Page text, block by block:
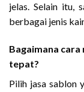
jelas. Selain itu,
berbagai jenis
Bagaimana
tepat?
Pilih jasa sablon